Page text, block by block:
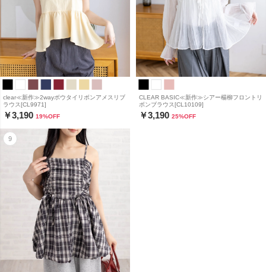
clear≪新作≫2wayボウタイリボンアメスリブ
ラウス[CL9971]
￥3,190 19%OFF
CLEAR BASIC≪新作≫シアー楊柳フロントリ
ボンブラウス[CL10109]
￥3,190 25%OFF